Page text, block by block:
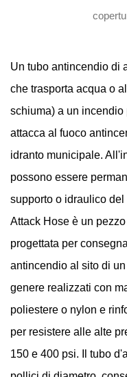
Un tubo antincendio di
che trasporta acqua o
schiuma) a un incendio
attacca al fuoco
idranto municipale.
possono essere
supporto o idraulico del
Attack Hose è un
progettata per
antincendio al sito di
genere realizzati con
poliestere o nylon e
per resistere alle alte
150 e 400 psi. Il tubo